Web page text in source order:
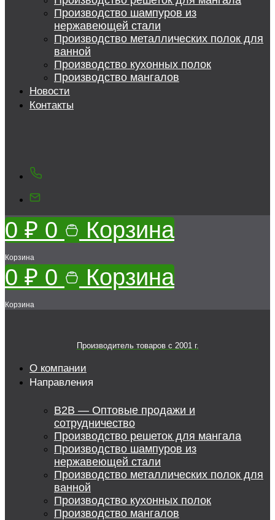
Производство шампуров из
нержавеющей стали
Производство металлических полок для
ванной
Производство кухонных полок
Производство мангалов
Новости
Контакты
0 ₽ 0 Корзина
Корзина
0 ₽ 0 Корзина
Корзина
Производитель товаров c 2001 г.
О компании
Направления
B2B — Оптовые продажи и
сотрудничество
Производство решеток для мангала
Производство шампуров из
нержавеющей стали
Производство металлических полок для
ванной
Производство кухонных полок
Производство мангалов